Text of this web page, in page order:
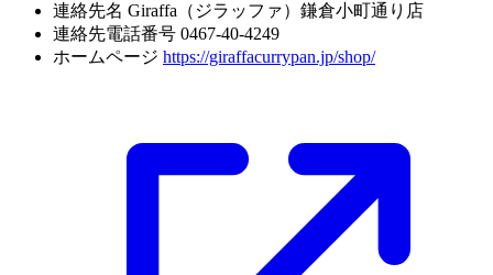
連絡先名 Giraffa（ジラッファ）鎌倉小町通り店
連絡先電話番号 0467-40-4249
ホームページ https://giraffacurrypan.jp/shop/